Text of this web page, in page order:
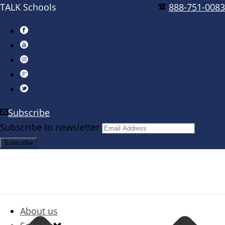
888-751-0083
TALK Schools
Subscribe
Subscribe to newsletter
About us